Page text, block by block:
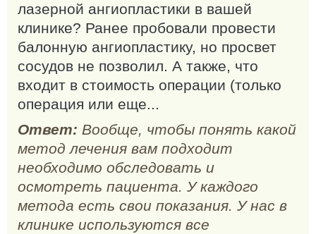
лазерной ангиопластики в вашей
клинике? Ранее пробовали провести
балонную ангиопластику, но просвет
сосудов не позволил. А также, что
входит в стоимость операции (только
операция или еще...
Ответ: Вообще, чтобы понять какой
метод лечения вам подходит
необходимо обследовать и
осмотреть пациента. У каждого
метода есть свои показания. У нас в
клинике используются все